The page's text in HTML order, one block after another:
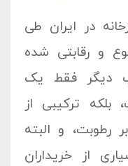
در ایران طی
و رقابتی شده
دیگر فقط یک
ترکیبی از
رطوبت، و البته
از خریداران